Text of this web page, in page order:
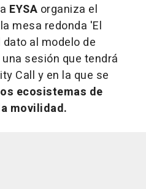
EYSA organiza el
mesa redonda 'El
al modelo de
sesión que tendrá
Call y en la que se
ecosistemas de
movilidad.